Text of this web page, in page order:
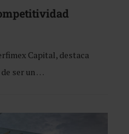
Capital, destaca
ser un …